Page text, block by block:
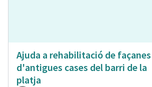
Ajuda a rehabilitació de façanes
d'antigues cases del barri de la
platja